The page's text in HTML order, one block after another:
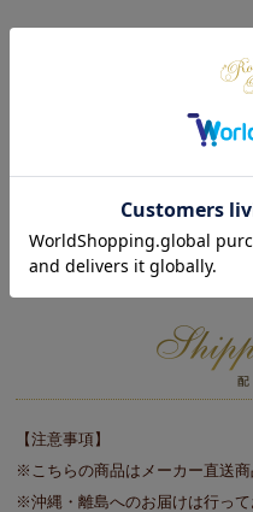
ておりますので、ご注文いただ
間をいただきますことをご了承
ーク・お盆等の長期休暇時や新
金はご請求させていただきます
【注意事項】
※こちらの商品はメーカー直送商
※沖縄・離島へのお届けは行って